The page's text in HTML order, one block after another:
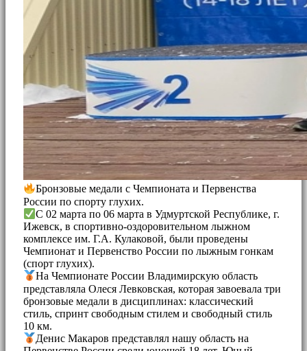
Бронзовые медали с Чемпионата и Первенства
России по спорту глухих.
С 02 марта по 06 марта в Удмуртской Республике, г.
Ижевск, в спортивно-оздоровительном лыжном
комплексе им. Г.А. Кулаковой, были проведены
Чемпионат и Первенство России по лыжным гонкам
(спорт глухих).
На Чемпионате России Владимирскую область
представляла Олеся Левковская, которая завоевала три
бронзовые медали в дисциплинах: классический
стиль, спринт свободным стилем и свободный стиль
10 км.
Денис Макаров представлял нашу область на